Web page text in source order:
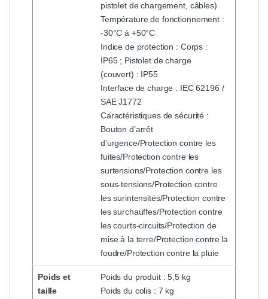
pistolet de chargement, câbles)
Température de fonctionnement :
-30°C à +50°C
Indice de protection : Corps :
IP65 ; Pistolet de charge
(couvert) : IP55
Interface de charge : IEC 62196 /
SAE J1772
Caractéristiques de sécurité :
Bouton d’arrêt
d’urgence/Protection contre les
fuites/Protection contre les
surtensions/Protection contre les
sous-tensions/Protection contre
les surintensités/Protection contre
les surchauffes/Protection contre
les courts-circuits/Protection de
mise à la terre/Protection contre la
foudre/Protection contre la pluie
Poids et
taille
Poids du produit : 5,5 kg
Poids du colis : 7 kg